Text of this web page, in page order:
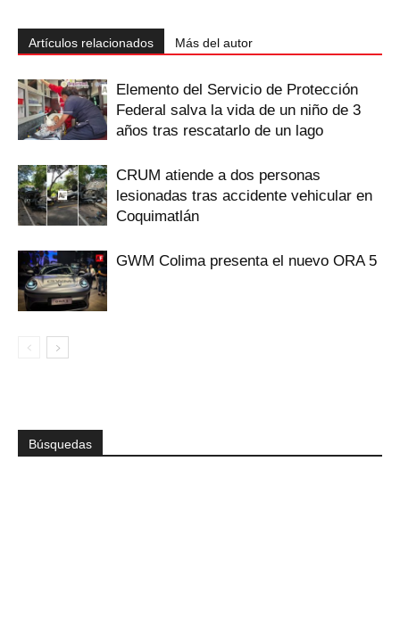
Artículos relacionados Más del autor
Elemento del Servicio de Protección
Federal salva la vida de un niño de 3
años tras rescatarlo de un lago
CRUM atiende a dos personas
lesionadas tras accidente vehicular en
Coquimatlán
GWM Colima presenta el nuevo ORA 5
Búsquedas